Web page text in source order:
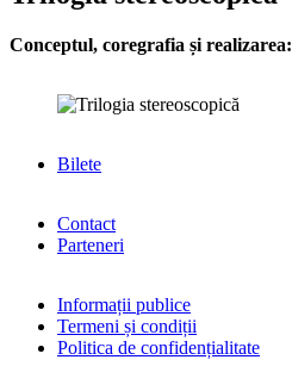
Conceptul, coregrafia și realizarea:
Bilete
Contact
Parteneri
Informații publice
Termeni și condiții
Politica de confidențialitate